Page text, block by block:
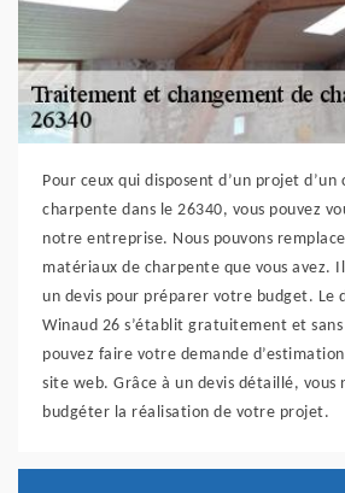
Pour ceux qui disposent d’un projet d’un
charpente dans le 26340, vous pouvez
notre entreprise. Nous pouvons
matériaux de charpente que vous avez.
un devis pour préparer votre budget. Le
Winaud 26 s’établit gratuitement et
pouvez faire votre demande
site web. Grâce à un devis détaillé, vous
budgéter la réalisation de votre projet.